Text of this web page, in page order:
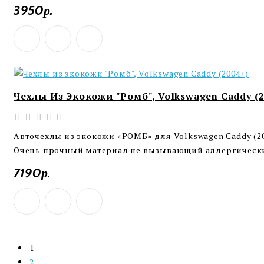
3950р.
Чехлы Из Экокожи "Ромб", Volkswagen Caddy
Авточехлы из экокожи «РОМБ» для Volkswagen Caddy
Очень прочный материал не вызывающий
7190р.
1